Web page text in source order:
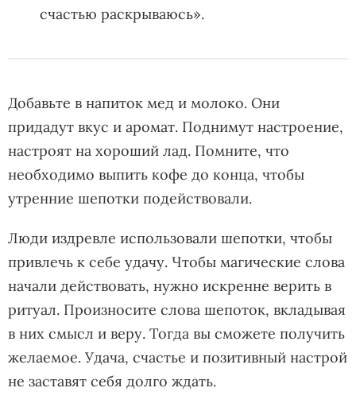
счастью раскрываюсь».
Добавьте в напиток мед и молоко. Они
придадут вкус и аромат. Поднимут настроение,
настроят на хороший лад. Помните, что
необходимо выпить кофе до конца, чтобы
утренние шепотки подействовали.
Люди издревле использовали шепотки, чтобы
привлечь к себе удачу. Чтобы магические слова
начали действовать, нужно искренне верить в
ритуал. Произносите слова шепоток, вкладывая
в них смысл и веру. Тогда вы сможете получить
желаемое. Удача, счастье и позитивный настрой
не заставят себя долго ждать.